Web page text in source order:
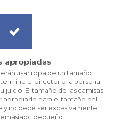
apropiadas
usar ropa de un tamaño
el director o la persona
juicio. El tamaño de las camisas
apropiado para el tamaño del
y no debe ser excesivamente
pequeño.